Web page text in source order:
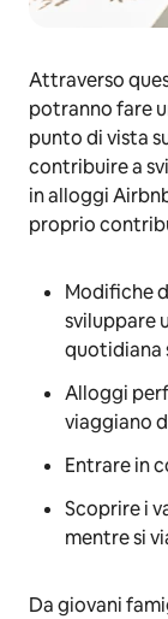
Attraverso
potranno fare
punto di vista
contribuire a
in alloggi
proprio
Modifiche
sviluppare
quotidiana
Alloggi
viaggiano
Entrare in
Scoprire i
mentre si
Da giovani